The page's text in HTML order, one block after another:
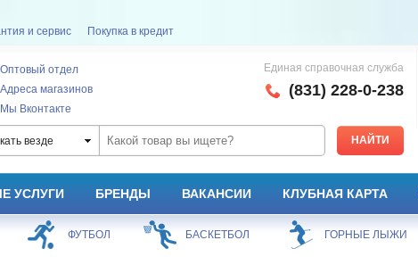
и сервис Покупка в кредит
Оптовый отдел
Адреса магазинов
Мы Вконтакте
Единая справочная служба
(831) 228-0-238
везде
УСЛУГИ БРЕНДЫ ВАКАНСИИ КЛУБНАЯ КАРТА
ФУТБОЛ БАСКЕТБОЛ ГОРНЫЕ ЛЫЖИ